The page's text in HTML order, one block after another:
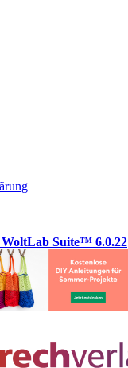
WoltLab Suite™ 6.0.22